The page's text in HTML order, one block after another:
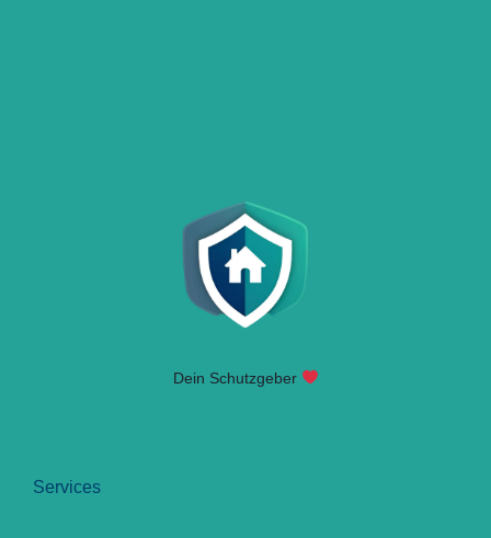
Dein Schutzgeber
Services